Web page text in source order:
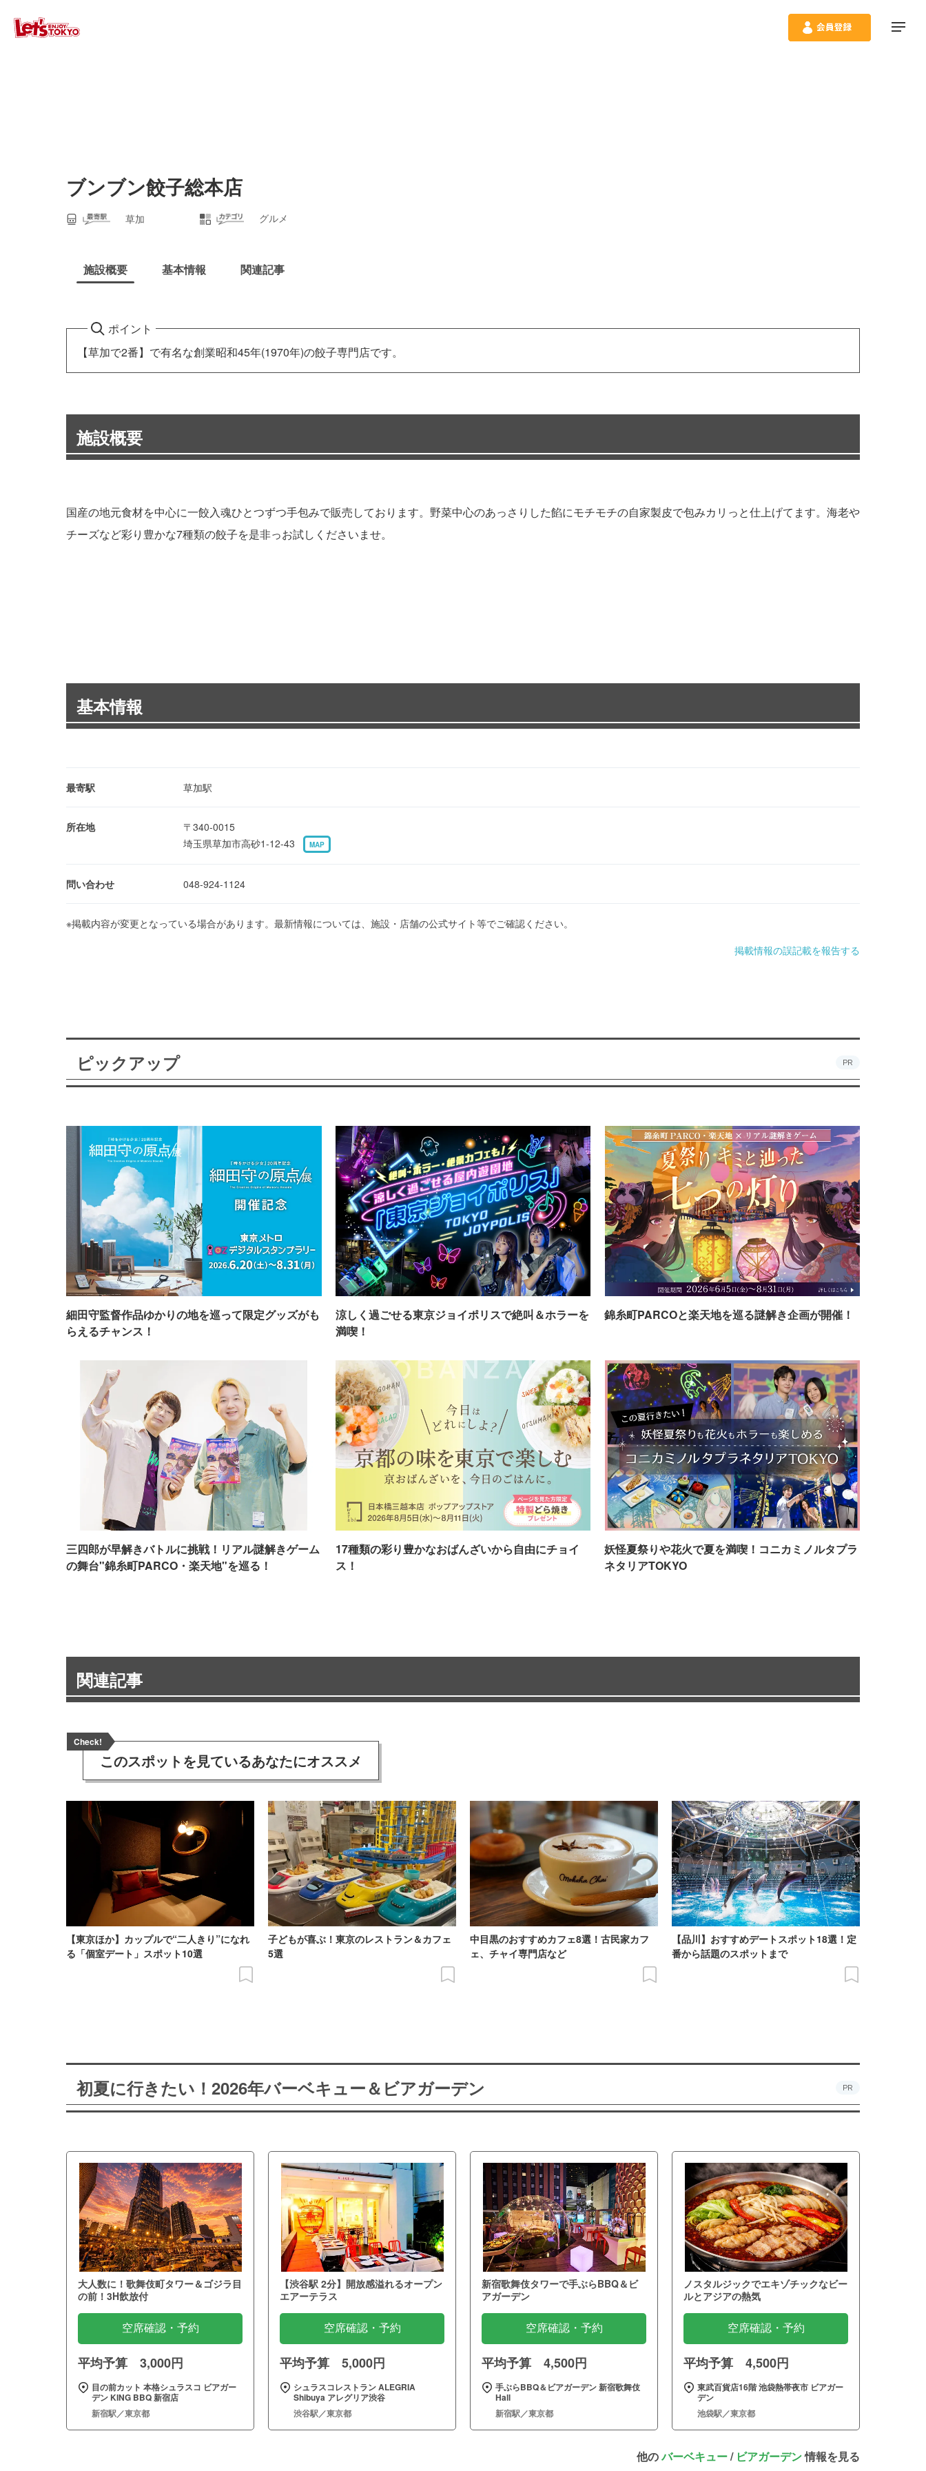
ブンブン餃子総本店
草加 グルメ
施設概要 基本情報 関連記事
ポイント
【草加で2番】で有名な創業昭和45年(1970年)の餃子専門店です。
施設概要
国産の地元食材を中心に一餃入魂ひとつずつ手包みで販売しております。野菜中心のあっさりした餡にモチモチの自家製皮で包みカリっと仕上げてます。海老や
チーズなど彩り豊かな7種類の餃子を是非っお試しくださいませ。
基本情報
最寄駅 草加駅
所在地
〒340-0015
埼玉県草加市高砂1-12-43
MAP
問い合わせ 048-924-1124
※掲載内容が変更となっている場合があります。最新情報については、施設・店舗の公式サイト等でご確認ください。
掲載情報の誤記載を報告する
ピックアップ PR
細田守監督作品ゆかりの地を巡って限定グッズがも
らえるチャンス！
涼しく過ごせる東京ジョイポリスで絶叫＆ホラーを
満喫！
錦糸町PARCOと楽天地を巡る謎解き企画が開催！
三四郎が早解きバトルに挑戦！リアル謎解きゲーム
の舞台"錦糸町PARCO・楽天地"を巡る！
17種類の彩り豊かなおばんざいから自由にチョイ
ス！
妖怪夏祭りや花火で夏を満喫！コニカミノルタプラ
ネタリアTOKYO
関連記事
Check!
このスポットを見ているあなたにオススメ
【東京ほか】カップルで“二人きり”になれ
る「個室デート」スポット10選
子どもが喜ぶ！東京のレストラン＆カフェ
5選
中目黒のおすすめカフェ8選！古民家カフ
ェ、チャイ専門店など
【品川】おすすめデートスポット18選！定
番から話題のスポットまで
初夏に行きたい！2026年バーベキュー＆ビアガーデン PR
大人数に！歌舞伎町タワー＆ゴジラ目
の前！3H飲放付
空席確認・予約
平均予算 3,000円
目の前カット 本格シュラスコ ビアガー
デン KING BBQ 新宿店
新宿駅／東京都
【渋谷駅 2分】開放感溢れるオープン
エアーテラス
空席確認・予約
平均予算 5,000円
シュラスコレストラン ALEGRIA
Shibuya アレグリア渋谷
渋谷駅／東京都
新宿歌舞伎タワーで手ぶらBBQ＆ビ
アガーデン
空席確認・予約
平均予算 4,500円
手ぶらBBQ＆ビアガーデン 新宿歌舞伎
Hall
新宿駅／東京都
ノスタルジックでエキゾチックなビー
ルとアジアの熱気
空席確認・予約
平均予算 4,500円
東武百貨店16階 池袋熱帯夜市 ビアガー
デン
池袋駅／東京都
他のバーベキュー/ ビアガーデン情報を見る